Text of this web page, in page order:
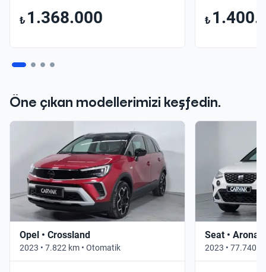
₺ 1.368.000 ₺
Öne çıkan modellerimizi keşfedin.
Opel • Crossland
2023 • 7.822 km • Otomatik
Seat • Arona
2023 • 77.740